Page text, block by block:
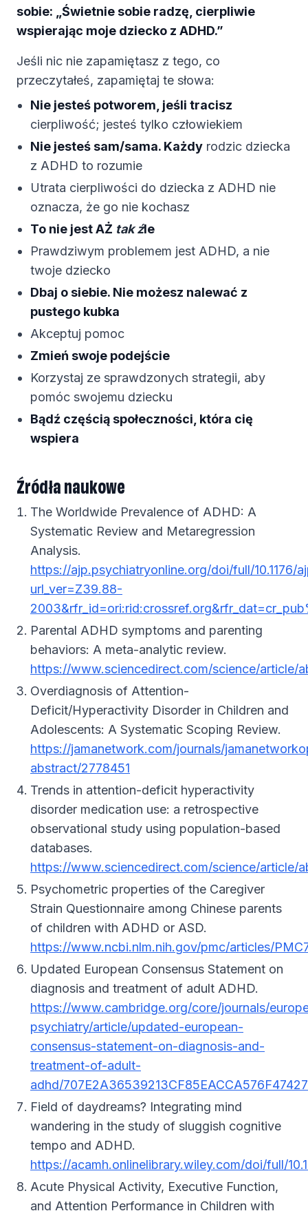
sobie: „Świetnie sobie radzę, cierpliwie
wspierając moje dziecko z ADHD.”
Jeśli nic nie zapamiętasz z tego, co
przeczytałeś, zapamiętaj te słowa:
Nie jesteś potworem, jeśli tracisz
cierpliwość; jesteś tylko człowiekiem
Nie jesteś sam/sama. Każdy rodzic dziecka
z ADHD to rozumie
Utrata cierpliwości do dziecka z ADHD nie
oznacza, że go nie kochasz
To nie jest AŻ tak źle
Prawdziwym problemem jest ADHD, a nie
twoje dziecko
Dbaj o siebie. Nie możesz nalewać z
pustego kubka
Akceptuj pomoc
Zmień swoje podejście
Korzystaj ze sprawdzonych strategii, aby
pomóc swojemu dziecku
Bądź częścią społeczności, która cię
wspiera
Źródła naukowe
The Worldwide Prevalence of ADHD: A
Systematic Review and Metaregression
Analysis.
https://ajp.psychiatryonline.org/doi/full/10.1176/
url_ver=Z39.88-
Parental ADHD symptoms and parenting
behaviors: A meta-analytic review.
https://www.sciencedirect.com/science/article/
Overdiagnosis of Attention-
Deficit/Hyperactivity Disorder in Children and
Adolescents: A Systematic Scoping Review.
https://jamanetwork.com/journals/
abstract/2778451
Trends in attention-deficit hyperactivity
disorder medication use: a retrospective
observational study using population-based
databases.
https://www.sciencedirect.com/science/article/
Psychometric properties of the Caregiver
Strain Questionnaire among Chinese parents
of children with ADHD or ASD.
https://www.ncbi.nlm.nih.gov/pmc/articles/
Updated European Consensus Statement on
diagnosis and treatment of adult ADHD.
https://www.cambridge.org/core/journals/
psychiatry/article/updated-european-
consensus-statement-on-diagnosis-and-
treatment-of-adult-
adhd/707E2A36539213CF85EACCA576F47427
Field of daydreams? Integrating mind
wandering in the study of sluggish cognitive
tempo and ADHD.
https://acamh.onlinelibrary.wiley.com/doi/full/
Acute Physical Activity, Executive Function,
and Attention Performance in Children with